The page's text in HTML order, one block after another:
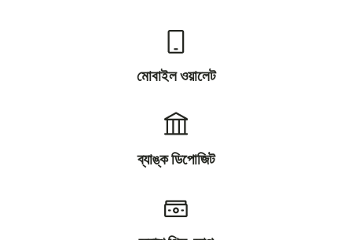
মোবাইল ওয়ালেট
ব্যাঙ্ক ডিপোজিট